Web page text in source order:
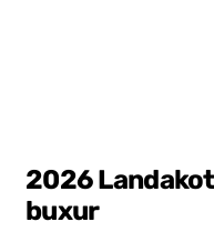
2026
buxur